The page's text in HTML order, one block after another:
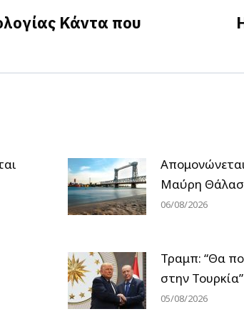
Κάντα που
Μαύρη
06/08/2026
Τραμπ: “Θα
στην Τουρκία”
05/08/2026